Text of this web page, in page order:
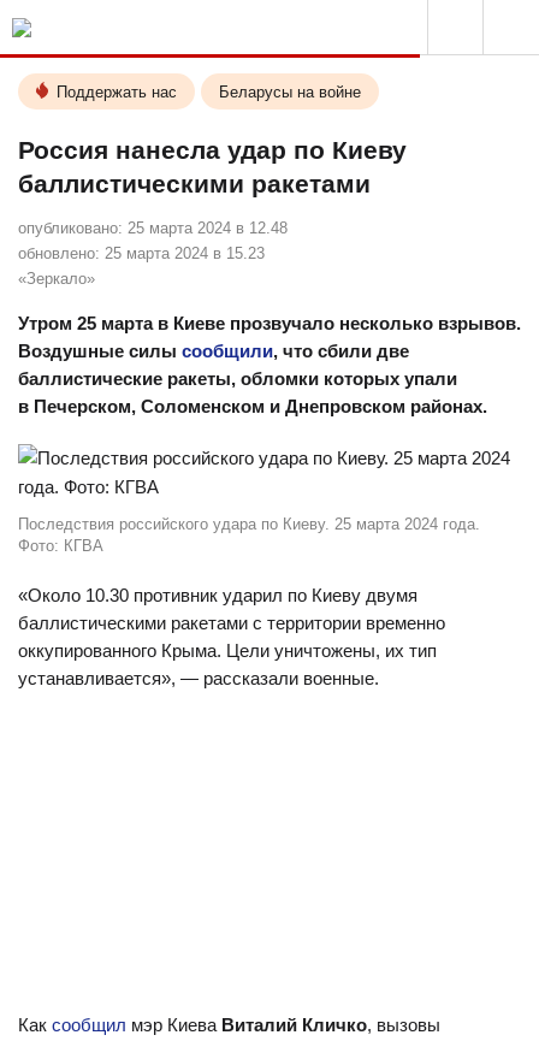
Поддержать нас Беларусы на войне
Россия нанесла удар по Киеву
баллистическими ракетами
опубликовано: 25 марта 2024 в 12.48
обновлено: 25 марта 2024 в 15.23
«Зеркало»
Утром 25 марта в Киеве прозвучало несколько взрывов.
Воздушные силы сообщили, что сбили две
баллистические ракеты, обломки которых упали
в Печерском, Соломенском и Днепровском районах.
Последствия российского удара по Киеву. 25 марта 2024 года.
Фото: КГВА
«Около 10.30 противник ударил по Киеву двумя
баллистическими ракетами с территории временно
оккупированного Крыма. Цели уничтожены, их тип
устанавливается», — рассказали военные.
Как сообщил мэр Киева Виталий Кличко, вызовы